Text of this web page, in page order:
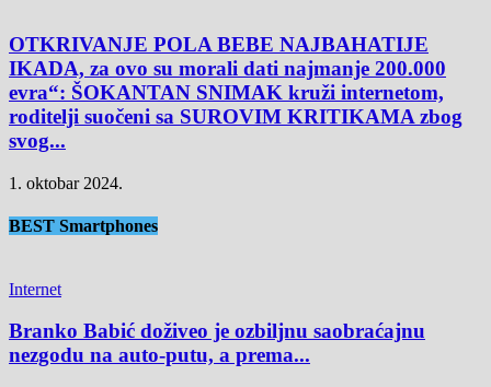
OTKRIVANJE POLA BEBE NAJBAHATIJE
IKADA, za ovo su morali dati najmanje 200.000
evra“: ŠOKANTAN SNIMAK kruži internetom,
roditelji suočeni sa SUROVIM KRITIKAMA zbog
svog...
1. oktobar 2024.
BEST Smartphones
Internet
Branko Babić doživeo je ozbiljnu saobraćajnu
nezgodu na auto-putu, a prema...